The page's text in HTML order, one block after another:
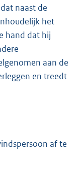
naast de
het
hand dat hij
aan de
en treedt
af te